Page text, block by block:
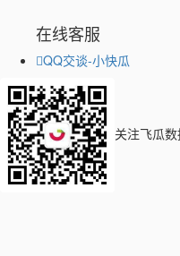
在线客服
QQ交谈-小快瓜
关注飞瓜